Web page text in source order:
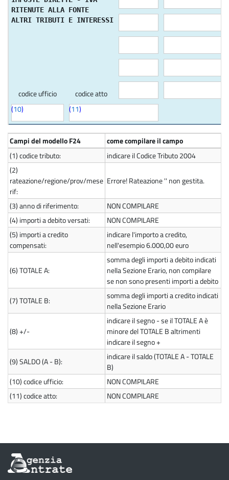
RITENUTE ALLA FONTE
ALTRI TRIBUTI E INTERESSI
codice ufficio
codice atto
(10) (11)
Campi del modello F24
come compilare il campo
(1)codice tributo:
indicare il Codice Tributo 2004
(2)
rateazione/regione/prov/mese
rif:
Errore! Rateazione '' non gestita.
(3)anno di riferimento:
NON COMPILARE
(4) importi a debito versati:
NON COMPILARE
(5) importi a credito
compensati:
indicare l'importo a credito,
nell'esempio 6.000,00 euro
(6)TOTALE A:
somma degli importi a debito indicati
nella Sezione Erario, non compilare
se non sono presenti importi a debito
(7)TOTALE B:
somma degli importi a credito indicati
nella Sezione Erario
(8)+/-
indicare il segno - se il TOTALE A è
minore del TOTALE B altrimenti
indicare il segno +
(9)SALDO (A - B):
indicare il saldo (TOTALE A - TOTALE
B)
(10)codice ufficio:
NON COMPILARE
(11)codice atto: NON COMPILARE
Informazioni
sul